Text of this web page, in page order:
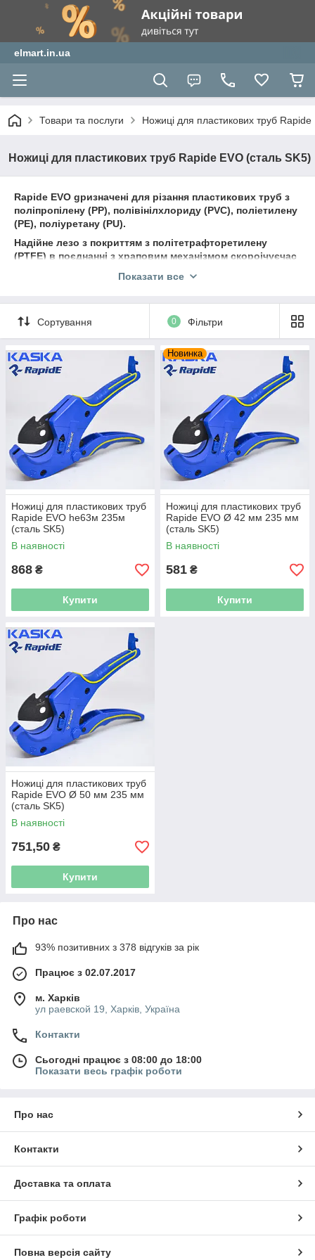
elmart.in.ua
Товари та послуги Ножиці для пластикових труб
Ножиці для пластикових труб Rapide EVO (сталь SK5)
Rapide EVO gризначені для різання пластикових труб з
поліпропілену (PP), полівінілхлориду (PVC), поліетилену
(PE), поліуретану (PU).
Надійне лезо з покриттям з політетрафторетилену
(PTFE) в поєднанні з храповим механізмом скороічуєчас
Удосконалена конструкція ножиць мінімізує люфт леза і
дозволяє виконувати ідеально рівний зріз, без задирок.
Лезо є змінним, при цьому для його заміни немає
необхідності повністю розбирати інструмент.
Заміна проводиться шляхом зняття фіксуючого штифта
у відкритому положенні ножиць. Можливість заміни леза
збільшує термін служби інструменту.
-Характеристики: Лезо зі сталі SK5 з покриттям PTFE
-Твердість різальних крайок 53 HRC
-Можливість швидкої заміни леза
-Храповий механізм Алюмінієвий корпус
-Двокомпонентні рукоятки з гумовим покриттям
-Надійність в роботі і довгий термін служби
Показати все
Сортування 0 Фільтри
Ножиці для пластикових труб
Rapide EVO he63м 235м
(сталь SK5)
В наявності
868 ₴
Купити
Новинка
Ножиці для пластикових труб
Rapide EVO Ø 42 мм 235 мм
(сталь SK5)
В наявності
581 ₴
Купити
Ножиці для пластикових труб
Rapide EVO Ø 50 мм 235 мм
(сталь SK5)
В наявності
751,50 ₴
Купити
Про нас
93% позитивних з 378 відгуків за рік
Працює з 02.07.2017
м. Харків
ул раевской 19, Харків, Україна
Контакти
Сьогодні працює з 08:00 до 18:00
Показати весь графік роботи
Про нас
Контакти
Доставка та оплата
Графік роботи
Повна версія сайту